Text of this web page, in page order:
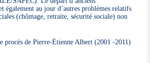
également au jour d’autres problèmes relatifs
(chômage, retraite, sécurité sociale) non
procès de Pierre-Étienne Albert (2001 -2011)